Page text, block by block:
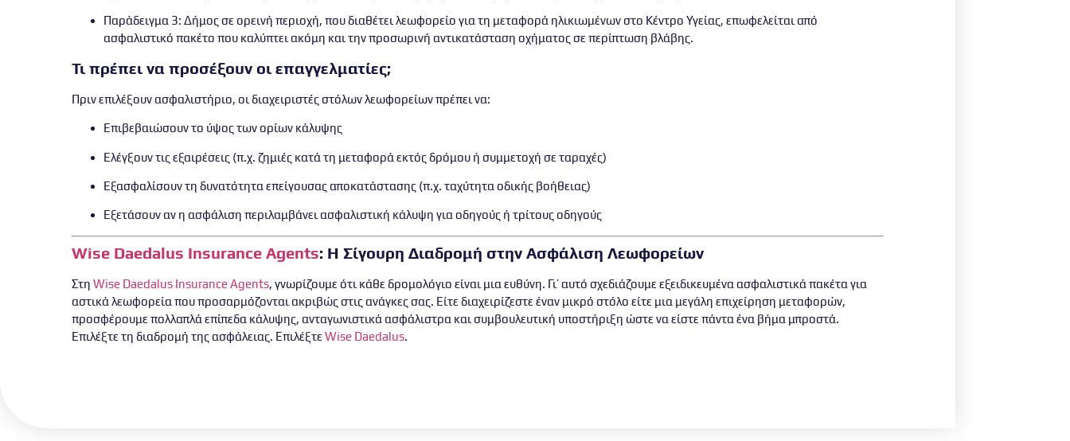
Παράδειγμα 3: Δήμος σε ορεινή περιοχή, που διαθέτει λεωφορείο για τη μεταφορά ηλικιωμένων στο Κέντρο Υγείας, επωφελείται από
ασφαλιστικό πακέτο που καλύπτει ακόμη και την προσωρινή αντικατάσταση οχήματος σε περίπτωση βλάβης.
Τι πρέπει να προσέξουν οι επαγγελματίες;
Πριν επιλέξουν ασφαλιστήριο, οι διαχειριστές στόλων λεωφορείων πρέπει να:
Επιβεβαιώσουν το ύψος των ορίων κάλυψης
Ελέγξουν τις εξαιρέσεις (π.χ. ζημιές κατά τη μεταφορά εκτός δρόμου ή συμμετοχή σε ταραχές)
Εξασφαλίσουν τη δυνατότητα επείγουσας αποκατάστασης (π.χ. ταχύτητα οδικής βοήθειας)
Εξετάσουν αν η ασφάλιση περιλαμβάνει ασφαλιστική κάλυψη για οδηγούς ή τρίτους οδηγούς
Wise Daedalus Insurance Agents: Η Σίγουρη Διαδρομή στην Ασφάλιση Λεωφορείων
Στη Wise Daedalus Insurance Agents, γνωρίζουμε ότι κάθε δρομολόγιο είναι μια ευθύνη. Γι’ αυτό σχεδιάζουμε εξειδικευμένα ασφαλιστικά πακέτα για
αστικά λεωφορεία που προσαρμόζονται ακριβώς στις ανάγκες σας. Είτε διαχειρίζεστε έναν μικρό στόλο είτε μια μεγάλη επιχείρηση μεταφορών,
προσφέρουμε πολλαπλά επίπεδα κάλυψης, ανταγωνιστικά ασφάλιστρα και συμβουλευτική υποστήριξη ώστε να είστε πάντα ένα βήμα μπροστά.
Επιλέξτε τη διαδρομή της ασφάλειας. Επιλέξτε Wise Daedalus.